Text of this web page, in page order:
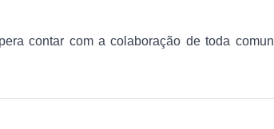
contar com a colaboração de toda